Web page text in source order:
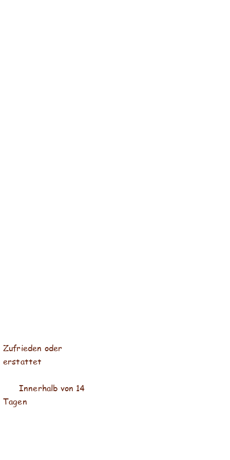
Zufrieden oder
erstattet
Innerhalb von 14
Tagen